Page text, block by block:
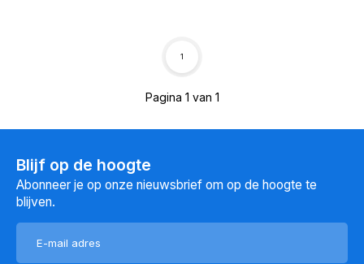
Pagina 1 van 1
1
Blijf op de hoogte
Abonneer je op onze nieuwsbrief om op de hoogte te
blijven.